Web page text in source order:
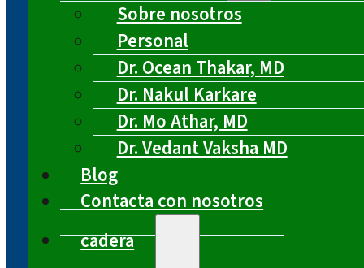
Sobre nosotros
Personal
Dr. Ocean Thakar, MD
Dr. Nakul Karkare
Dr. Mo Athar, MD
Dr. Vedant Vaksha MD
Blog
Contacta con nosotros
cadera